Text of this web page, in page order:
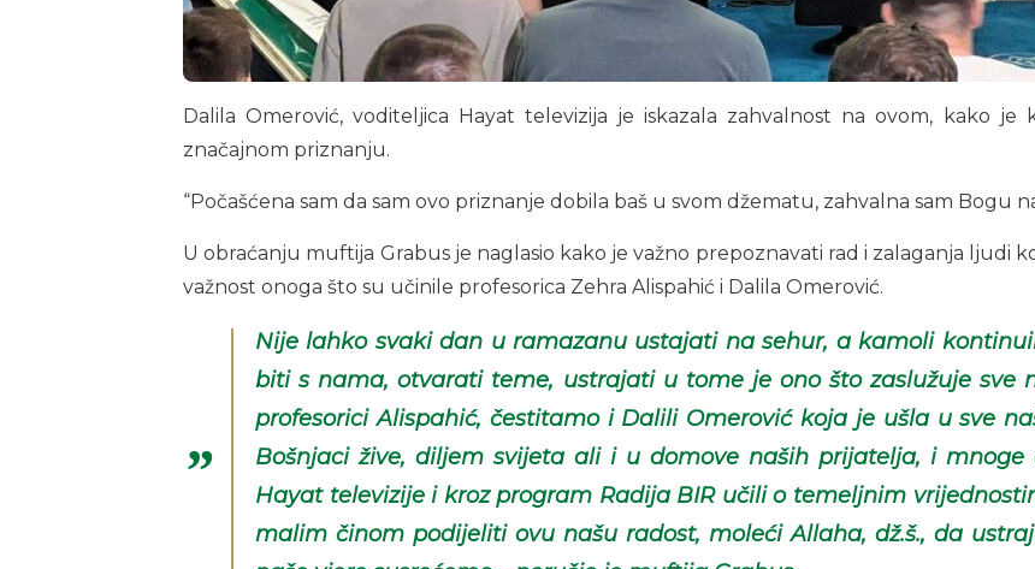
Dalila Omerović, voditeljica Hayat televizija je iskazala zahvalnost na ovom, kako
značajnom priznanju.
“Počašćena sam da sam ovo priznanje dobila baš u svom džematu, zahvalna sam Bogu
U obraćanju muftija Grabus je naglasio kako je važno prepoznavati rad i zalaganja ljudi
važnost onoga što su učinile profesorica Zehra Alispahić i Dalila Omerović.
Nije lahko svaki dan u ramazanu ustajati na sehur, a kamoli
biti s nama, otvarati teme, ustrajati u tome je ono što zaslužuje sve
profesorici Alispahić, čestitamo i Dalili Omerović koja je ušla u sve
Bošnjaci žive, diljem svijeta ali i u domove naših prijatelja, i
Hayat televizije i kroz program Radija BIR učili o temeljnim
malim činom podijeliti ovu našu radost, moleći Allaha, dž.š., da